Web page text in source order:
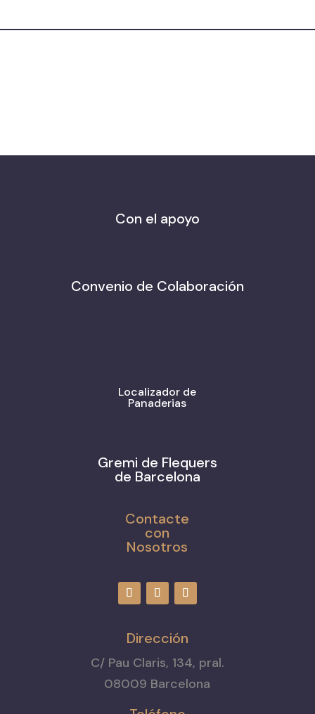
Con el apoyo
Convenio de Colaboración
Localizador de
Panaderias
Gremi de Flequers
de Barcelona
Contacte
con
Nosotros
Dirección
C/ Pau Claris, 134, pral.
08009 Barcelona